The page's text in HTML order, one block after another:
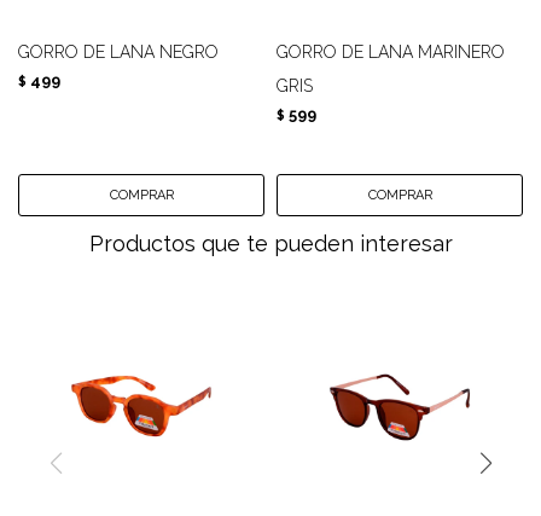
GORRO DE LANA NEGRO
$ 499
GORRO DE LANA MARINERO
GRIS
$ 599
Productos que te pueden interesar